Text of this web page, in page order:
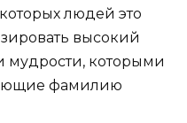
людей это
высокий
мудрости, которыми
фамилию